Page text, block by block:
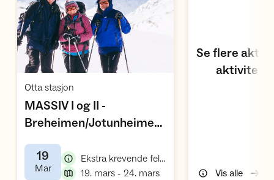
Åpne aktivitet
Otta stasjon
MASSIV I og II -
Breheimen/Jotunheimen
(vv27)
19
Mar,
Ekstra krevende fellestur, skitur
19. mars - 24. mars,
Se flere
Vis alle